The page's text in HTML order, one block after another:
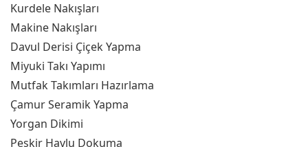
Kurdele Nakışları
Makine Nakışları
Davul Derisi Çiçek Yapma
Miyuki Takı Yapımı
Mutfak Takımları Hazırlama
Çamur Seramik Yapma
Yorgan Dikimi
Peşkir Havlu Dokuma